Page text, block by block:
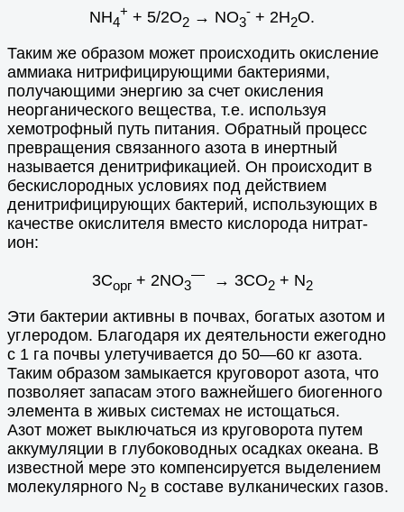
NH4
+ + 5/2О2 → NО3
- + 2H2O.
Таким же образом может происходить окисление
аммиака нитрифицирующими бактериями,
получающими энергию за счет окисления
неорганического вещества, т.е. используя
хемотрофный путь питания. Обратный процесс
превращения связанного азота в инертный
называется денитрификацией. Он происходит в
бескислородных условиях под действием
денитрифицирующих бактерий, использующих в
качестве окислителя вместо кислорода нитрат-
ион:
3Cорг+ 2NО3
—→ 3СО2+ N2
Эти бактерии активны в почвах, богатых азотом и
углеродом. Благодаря их деятельности ежегодно
с 1 га почвы улетучивается до 50—60 кг азота.
Таким образом замыкается круговорот азота, что
позволяет запасам этого важнейшего биогенного
элемента в живых системах не истощаться.
Азот может выключаться из круговорота путем
аккумуляции в глубоководных осадках океана. В
известной мере это компенсируется выделением
молекулярного N2 в составе вулканических газов.